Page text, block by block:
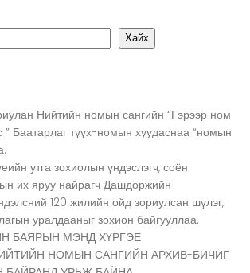
Хайх
Нийтийн номын сангийн “Гэрээр ном
” Баатарлаг түүх-номын хуудаснаа “номын
утга зохиолын үндэслэгч, соён
их яруу найрагч Дашдоржийн
120 жилийн ойд зориулсан шүлэг,
уралдааныг зохион байгууллаа.
БАЯРЫН МЭНД ХҮРГЭЕ
НОМЫН САНГИЙН АРХИВ-БИЧИГ